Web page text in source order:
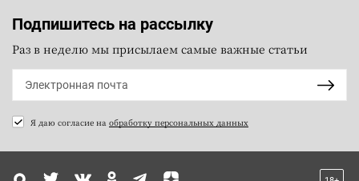
Подпишитесь на рассылку
Раз в неделю мы присылаем самые важные статьи
Я даю согласие на обработку персональных данных